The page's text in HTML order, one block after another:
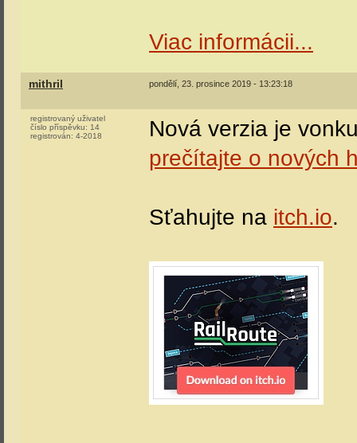
Viac informácii...
mithril pondělí, 23. prosince 2019 - 13:23:18
registrovaný uživatel
číslo příspěvku: 14
registrován: 4-2018
Nová verzia je
prečítajte o nových
Sťahujte na itch.io.